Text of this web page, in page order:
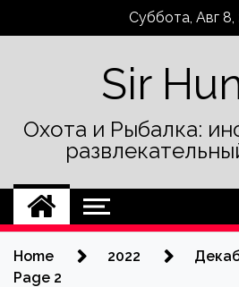
Суббота, Авг 8,
Sir
Охота и Рыбалка:
Home 2022
Page 2